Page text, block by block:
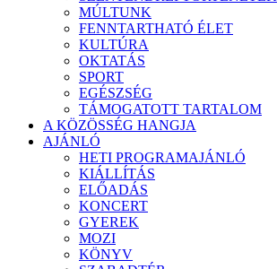
MÚLTUNK
FENNTARTHATÓ ÉLET
KULTÚRA
OKTATÁS
SPORT
EGÉSZSÉG
TÁMOGATOTT TARTALOM
A KÖZÖSSÉG HANGJA
AJÁNLÓ
HETI PROGRAMAJÁNLÓ
KIÁLLÍTÁS
ELŐADÁS
KONCERT
GYEREK
MOZI
KÖNYV